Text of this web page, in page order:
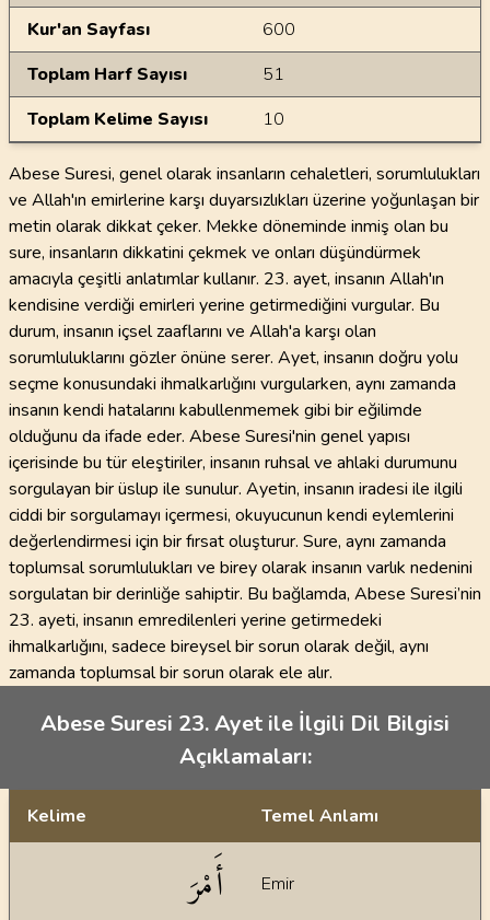
Kur'an Sayfası
600
Toplam Harf Sayısı
51
Toplam Kelime Sayısı
10
Abese Suresi, genel olarak insanların cehaletleri, sorumlulukları
ve Allah'ın emirlerine karşı duyarsızlıkları üzerine yoğunlaşan bir
metin olarak dikkat çeker. Mekke döneminde inmiş olan bu
sure, insanların dikkatini çekmek ve onları düşündürmek
amacıyla çeşitli anlatımlar kullanır. 23. ayet, insanın Allah'ın
kendisine verdiği emirleri yerine getirmediğini vurgular. Bu
durum, insanın içsel zaaflarını ve Allah'a karşı olan
sorumluluklarını gözler önüne serer. Ayet, insanın doğru yolu
seçme konusundaki ihmalkarlığını vurgularken, aynı zamanda
insanın kendi hatalarını kabullenmemek gibi bir eğilimde
olduğunu da ifade eder. Abese Suresi'nin genel yapısı
içerisinde bu tür eleştiriler, insanın ruhsal ve ahlaki durumunu
sorgulayan bir üslup ile sunulur. Ayetin, insanın iradesi ile ilgili
ciddi bir sorgulamayı içermesi, okuyucunun kendi eylemlerini
değerlendirmesi için bir fırsat oluşturur. Sure, aynı zamanda
toplumsal sorumlulukları ve birey olarak insanın varlık nedenini
sorgulatan bir derinliğe sahiptir. Bu bağlamda, Abese Suresi’nin
23. ayeti, insanın emredilenleri yerine getirmedeki
ihmalkarlığını, sadece bireysel bir sorun olarak değil, aynı
zamanda toplumsal bir sorun olarak ele alır.
Abese Suresi 23. Ayet ile İlgili Dil Bilgisi
Açıklamaları:
Kelime Temel Anlamı
أَمْرَ Emir